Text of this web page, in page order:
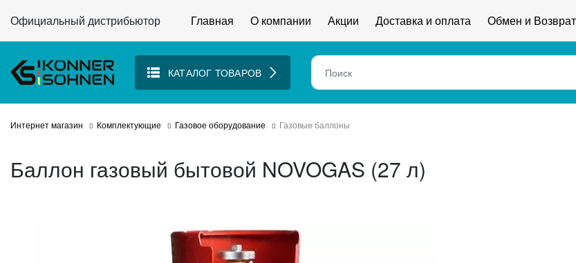
Официальный дистрибьютор Главная О компании Акции Доставка и оплата Обмен и Возврат
КАТАЛОГ ТОВАРОВ
Интернет магазин Комплектующие Газовое оборудование Газовые баллоны
Баллон газовый бытовой NOVOGAS (27 л)